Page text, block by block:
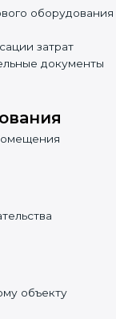
оборудования
затрат
документы
объекту